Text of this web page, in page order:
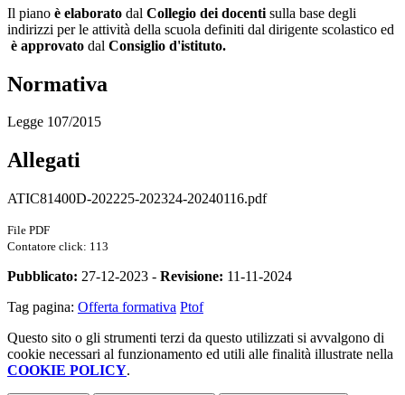
Il piano è elaborato dal Collegio dei docenti sulla base degli
indirizzi per le attività della scuola definiti dal dirigente scolastico ed
è approvato dal Consiglio d'istituto.
Normativa
Legge 107/2015
Allegati
ATIC81400D-202225-202324-20240116.pdf
File PDF
Contatore click: 113
Pubblicato: 27-12-2023 - Revisione: 11-11-2024
Tag pagina: Offerta formativa Ptof
Questo sito o gli strumenti terzi da questo utilizzati si avvalgono di
cookie necessari al funzionamento ed utili alle finalità illustrate nella
COOKIE POLICY.